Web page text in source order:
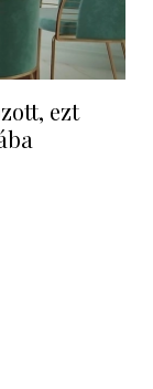
ezt